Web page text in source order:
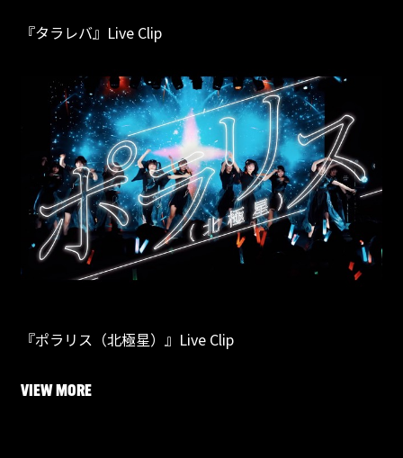
VIEW MORE
『タラレバ』Live Clip
『ポラリス（北極星）』Live Clip